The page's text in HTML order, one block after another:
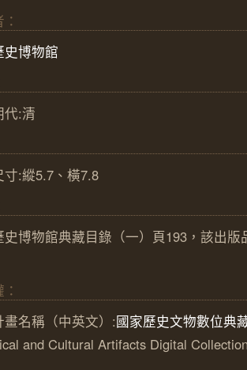
史博物館
代:清
寸:縱5.7、橫7.8
史博物館典藏目錄（一）頁193，該出
畫名稱（中英文）:國家歷史文物數位典
and Cultural Artifacts Digital